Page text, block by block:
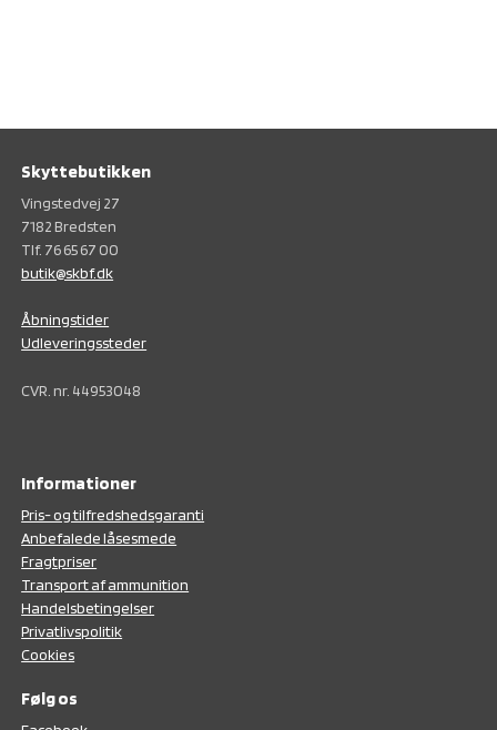
Skyttebutikken
Vingstedvej 27
7182 Bredsten
Tlf. 76 65 67 00
butik@skbf.dk
Åbningstider
Udleveringssteder
CVR. nr. 44953048
Informationer
Pris- og tilfredshedsgaranti
Anbefalede låsesmede
Fragtpriser
Transport af ammunition
Handelsbetingelser
Privatlivspolitik
Cookies
Følg os